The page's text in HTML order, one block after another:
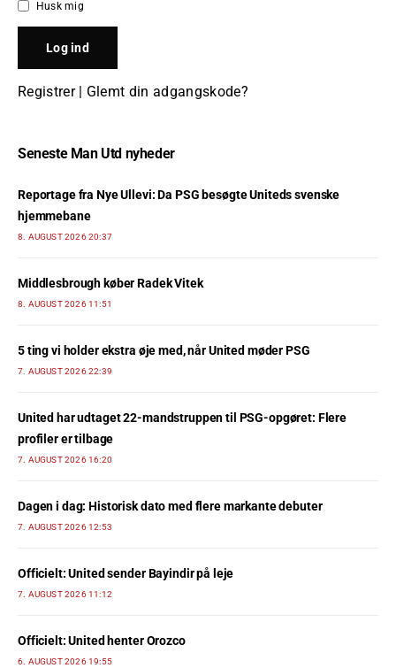
Husk mig
Registrer| Glemt din adgangskode?
Seneste Man Utd nyheder
Reportage fra Nye Ullevi: Da PSG besøgte Uniteds svenske
hjemmebane
8. AUGUST 2026 20:37
Middlesbrough køber Radek Vitek
8. AUGUST 2026 11:51
5 ting vi holder ekstra øje med, når United møder PSG
7. AUGUST 2026 22:39
United har udtaget 22-mandstruppen til PSG-opgøret: Flere
profiler er tilbage
7. AUGUST 2026 16:20
Dagen i dag: Historisk dato med flere markante debuter
7. AUGUST 2026 12:53
Officielt: United sender Bayindir på leje
7. AUGUST 2026 11:12
Officielt: United henter Orozco
6. AUGUST 2026 19:55